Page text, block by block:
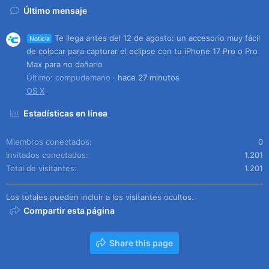
Último mensaje
Noticia
Te llega antes del 12 de agosto: un accesorio muy fácil
de colocar para capturar el eclipse con tu iPhone 17 Pro o Pro
Max para no dañarlo
Último: compudemano
hace 27 minutos
OS X
Estadísticas en línea
Miembros conectados
0
Invitados conectados
1.201
Total de visitantes
1.201
Los totales pueden incluir a los visitantes ocultos.
Compartir esta página
Share this page